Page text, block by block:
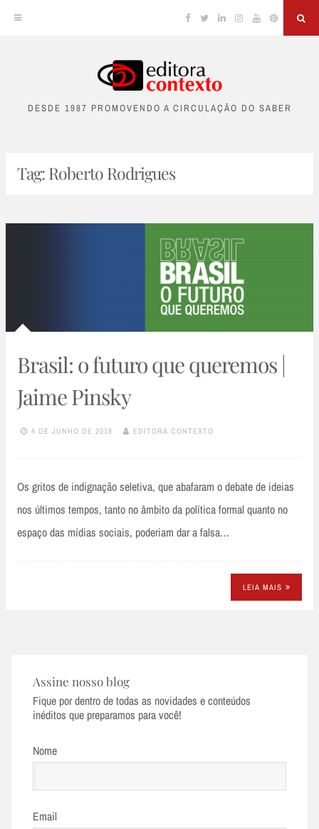
content
Facebook
TwitterLinkedinInstagram
YouTubePinterest
DESDE 1987 PROMOVENDO A CIRCULAÇÃO DO SABER
Tag:Roberto Rodrigues
Brasil: o futuro que queremos |
Jaime Pinsky
4 DE JUNHO DE 2018 EDITORA CONTEXTO
Os gritos de indignação seletiva, que abafaram o debate de ideias
nos últimos tempos, tanto no âmbito da política formal quanto no
espaço das mídias sociais, poderiam dar a falsa…
LEIA MAIS
Assine nosso blog
Fique por dentro de todas as novidades e conteúdos
inéditos que preparamos para você!
Nome
Email